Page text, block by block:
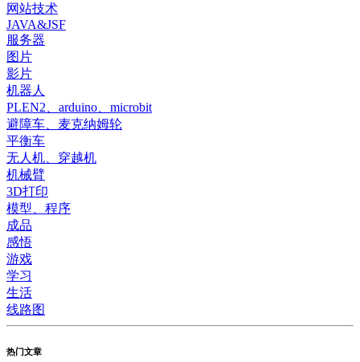
网站技术
JAVA&JSF
服务器
图片
影片
机器人
PLEN2、arduino、microbit
避障车、麦克纳姆轮
平衡车
无人机、穿越机
机械臂
3D打印
模型、程序
成品
感悟
游戏
学习
生活
线路图
热门文章